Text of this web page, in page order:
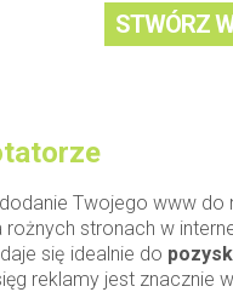
STWÓRZ
Twojego www
stronach w
się idealnie do
reklamy jest znacznie